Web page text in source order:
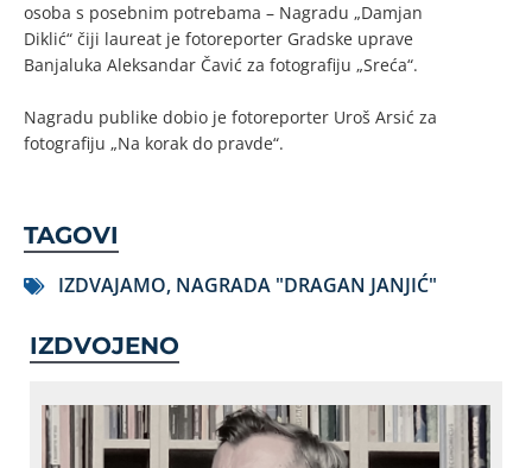
osoba s posebnim potrebama – Nagradu „Damjan
Diklić“ čiji laureat je fotoreporter Gradske uprave
Banjaluka Aleksandar Čavić za fotografiju „Sreća“.
Nagradu publike dobio je fotoreporter Uroš Arsić za
fotografiju „Na korak do pravde“.
TAGOVI
IZDVAJAMO, NAGRADA "DRAGAN JANJIĆ"
IZDVOJENO